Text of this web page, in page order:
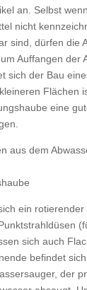
an. Selbst
nicht
sind, dürfen die
Auffangen der
sich der Bau
Flächen
eine
aus dem
ein rotierender
sich auch
befindet
der